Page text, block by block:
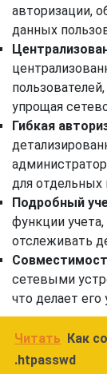
авторизации,
данных
упрощая
Гибкая
для отдельных
Подробный
функции
отслеживать
сетевыми
что делает
Читать Как
.htpasswd